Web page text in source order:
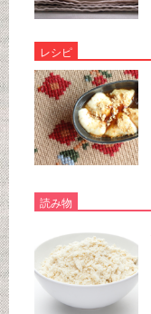
レシピ
読み物